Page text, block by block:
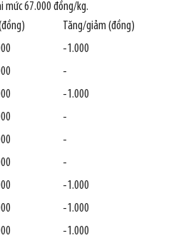
mức 67.000 đồng/kg.
Tăng/giảm (đồng)
-1.000
-
-1.000
-
-
-
-1.000
-1.000
-1.000